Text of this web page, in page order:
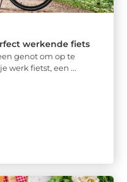
werkende fiets
genot om op te
werk fietst, een ...